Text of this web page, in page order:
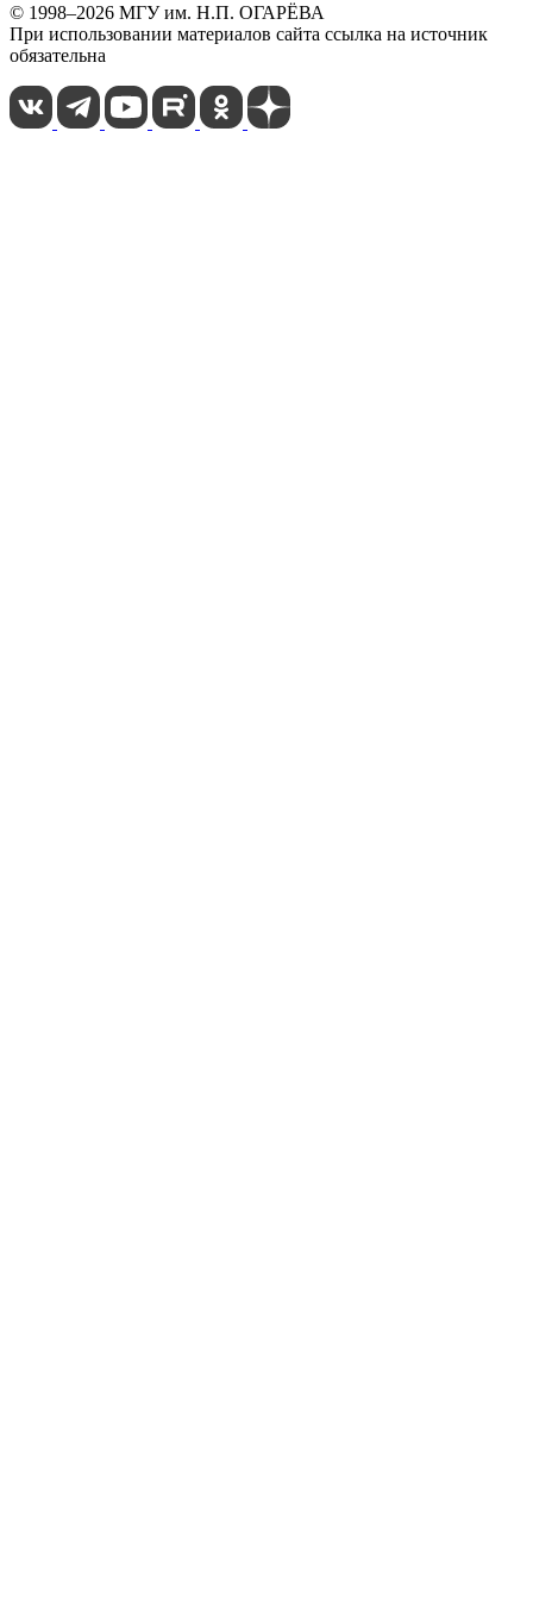
© 1998–2026 МГУ им. Н.П. ОГАРЁВА
При использовании материалов сайта ссылка на источник
обязательна